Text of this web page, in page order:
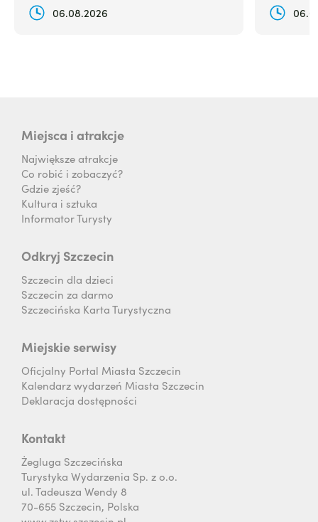
06.08.2026
Miejsca i atrakcje
Największe atrakcje
Co robić i zobaczyć?
Gdzie zjeść?
Kultura i sztuka
Informator Turysty
Odkryj Szczecin
Szczecin dla dzieci
Szczecin za darmo
Szczecińska Karta Turystyczna
Miejskie serwisy
Oficjalny Portal Miasta Szczecin
Kalendarz wydarzeń Miasta Szczecin
Deklaracja dostępności
Kontakt
Żegluga Szczecińska
Turystyka Wydarzenia Sp. z o.o.
ul. Tadeusza Wendy 8
70-655 Szczecin, Polska